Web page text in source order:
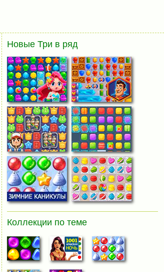
Новые Три в ряд
Коллекции по теме